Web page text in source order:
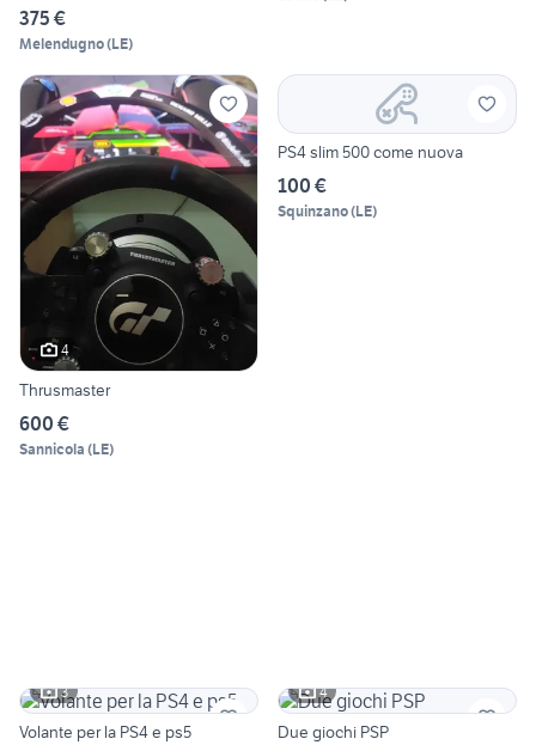
375 €
Melendugno(LE)
4
Thrusmaster
600 €
Sannicola (LE)
PS4 slim 500 come nuova
100 €
Squinzano(LE)
3
Volante per la PS4 e ps5
4
Due giochi PSP